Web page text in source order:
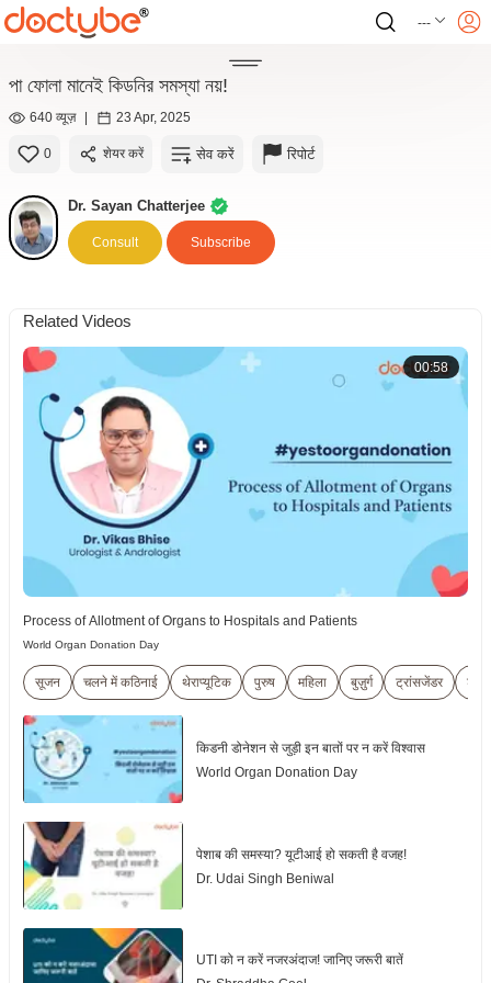
---
পা ফোলা মানেই কিডনির সমস্যা নয়!
640 व्यूज़ | 23 Apr, 2025
0 शेयर करें सेव करें रिपोर्ट
Dr. Sayan Chatterjee
Consult Subscribe
Related Videos
00:58
Process of Allotment of Organs to Hospitals and Patients
World Organ Donation Day
सूजन चलने में कठिनाई थेराप्यूटिक पुरुष महिला बुज़ुर्ग ट्रांसजेंडर
किडनी डोनेशन से जुड़ी इन बातों पर न करें विश्वास
World Organ Donation Day
पेशाब की समस्या? यूटीआई हो सकती है वजह!
Dr. Udai Singh Beniwal
UTI को न करें नजरअंदाज! जानिए जरूरी बातें